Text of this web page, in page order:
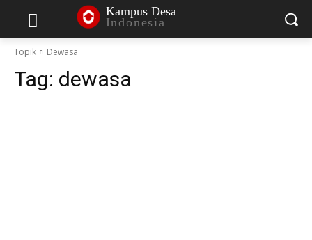
Kampus Desa
Indonesia
Topik Dewasa
Tag: dewasa